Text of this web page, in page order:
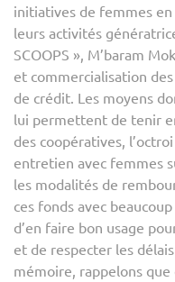
initiatives de femmes
leurs activités
SCOOPS », M’baram
et commercialisation
de crédit. Les moyens
lui permettent de tenir
des coopératives,
entretien avec femmes
les modalités de
ces fonds avec
d’en faire bon usage
et de respecter les
mémoire, rappelons